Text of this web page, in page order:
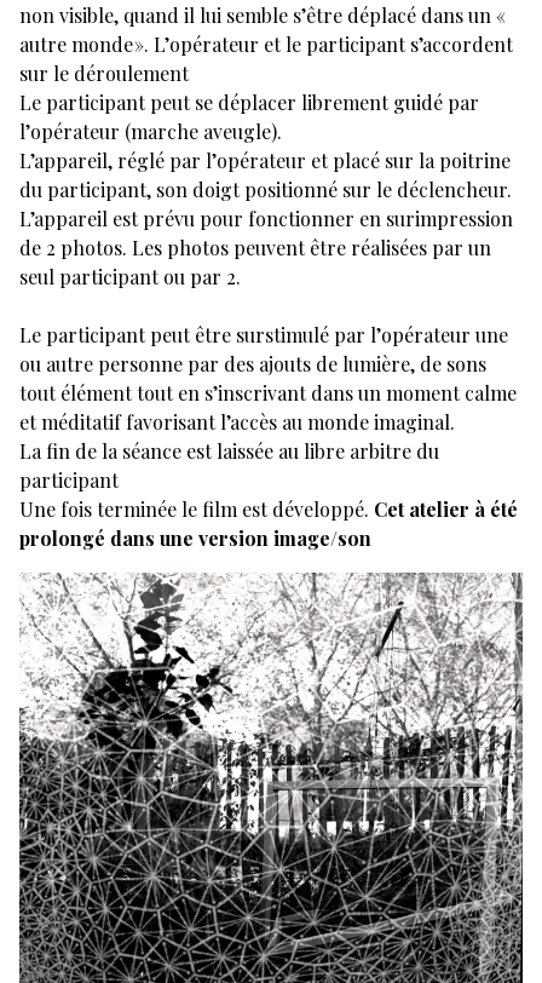
non visible, quand il lui semble s’être déplacé dans un «
autre monde ». L’opérateur et le participant s’accordent
sur le déroulement
Le participant peut se déplacer librement guidé par
l’opérateur (marche aveugle).
L’appareil, réglé par l’opérateur et placé sur la poitrine
du participant, son doigt positionné sur le déclencheur.
L’appareil est prévu pour fonctionner en surimpression
de 2 photos. Les photos peuvent être réalisées par un
seul participant ou par 2.
Le participant peut être surstimulé par l’opérateur une
ou autre personne par des ajouts de lumière, de sons
tout élément tout en s’inscrivant dans un moment calme
et méditatif favorisant l’accès au monde imaginal.
La fin de la séance est laissée au libre arbitre du
participant
Une fois terminée le film est développé. Cet atelier à été
prolongé dans une version image/son